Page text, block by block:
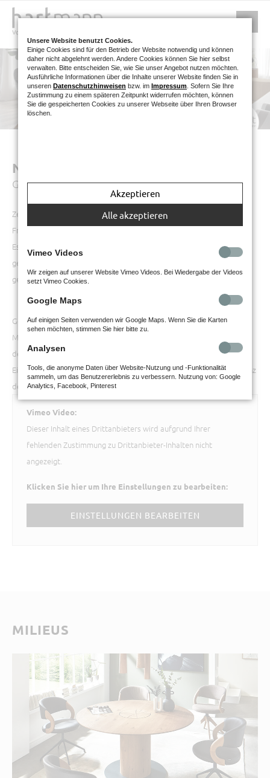
NATURZEIT
Geschmackvolle Esszimmerkollektion mit Stil
Zeit, die Sie zuhause verbringen, ist Ihre Zeit. Zeit für Familie und
Freunde, Zeit für Entspannung und um neue Energie zu tanken. Ihr
Essbereich ist genau der richtige Platz dafür. Hier wird nicht nur
gegessen, sondern auch mit Kindern und Freunden gespielt und
gelacht.
Gönnen Sie sich eine Auszeit und machen Sie die Natur zum
Mittelpunkt Ihres Lebens: Unsere exklusiven Esszimmer-Einzelstücke
der Naturzeit-Kollektion bereichern bestehende Programme oder
Einrichtungen durch ihre Individualität und bringen die zeitlose Eleganz
der Natur in Ihren Essbereich.
Vimeo Video:
Dieser Inhalt eines Drittanbieters wird aufgrund Ihrer
fehlenden Zustimmung zu Drittanbieter-Inhalten nicht
angezeigt.
Klicken Sie hier um Ihre Einstellungen zu bearbeiten:
EINSTELLUNGEN BEARBEITEN
MILIEUS
Unsere Website benutzt Cookies.
Einige Cookies sind für den Betrieb der Website notwendig und können
daher nicht abgelehnt werden. Andere Cookies können Sie hier selbst
verwalten. Bitte entscheiden Sie, wie Sie unser Angebot nutzen möchten.
Ausführliche Informationen über die Inhalte unserer Website finden Sie in
unseren Datenschutzhinweisen bzw. im Impressum . Sofern Sie Ihre
Zustimmung zu einem späteren Zeitpunkt widerrufen möchten, können
Sie die gespeicherten Cookies zu unserer Webseite über Ihren Browser
löschen.
Akzeptieren
Alle akzeptieren
Vimeo Videos
Wir zeigen auf unserer Website Vimeo Videos. Bei Wiedergabe der Videos
setzt Vimeo Cookies.
Google Maps
Auf einigen Seiten verwenden wir Google Maps. Wenn Sie die Karten
sehen möchten, stimmen Sie hier bitte zu.
Analysen
Tools, die anonyme Daten über Website-Nutzung und -Funktionalität
sammeln, um das Benutzererlebnis zu verbessern. Nutzung von: Google
Analytics, Facebook, Pinterest